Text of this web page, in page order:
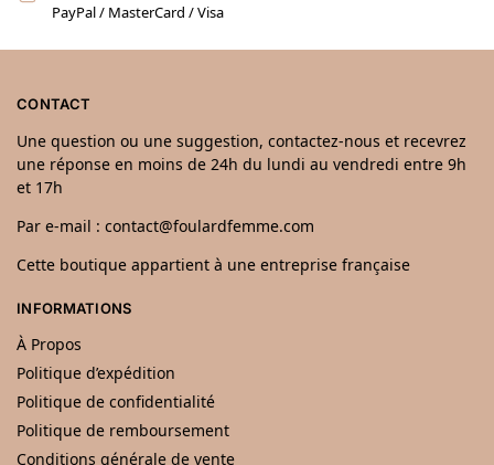
PayPal / MasterCard / Visa
CONTACT
Une question ou une suggestion, contactez-nous et recevrez
une réponse en moins de 24h du lundi au vendredi entre 9h
et 17h
Par e-mail : contact@foulardfemme.com
Cette boutique appartient à une entreprise française
INFORMATIONS
À Propos
Politique d’expédition
Politique de confidentialité
Politique de remboursement
Conditions générale de vente